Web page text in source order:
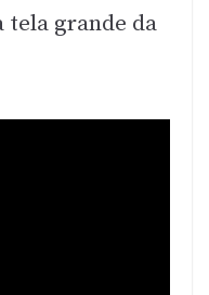
tela grande da